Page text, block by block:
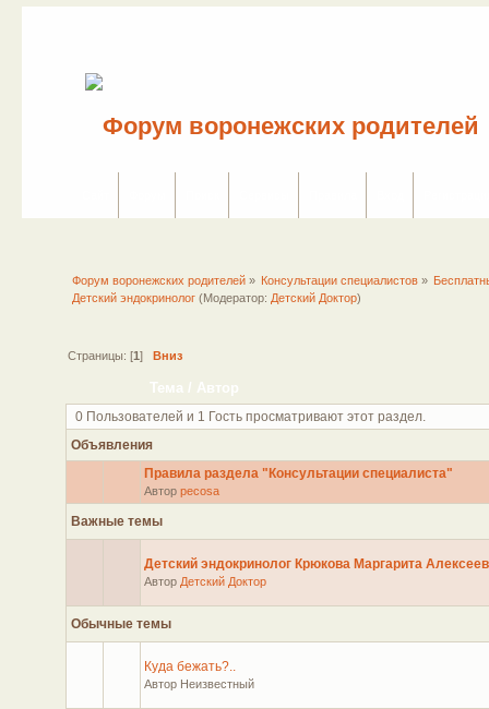
Форум воронежских родителей» Консультации специалистов »
Детский эндокринолог(Модератор: Детский Доктор)
Страницы: [1 ] Вниз
Тема/ Автор
0 Пользователей и 1 Гость просматривают этот раздел.
Объявления
Правила раздела "Консультации специалиста"
Автор pecosa
Важные темы
Детский эндокринолог Крюкова Маргарита
Автор Детский Доктор
Обычные темы
Куда бежать?..
Автор Неизвестный